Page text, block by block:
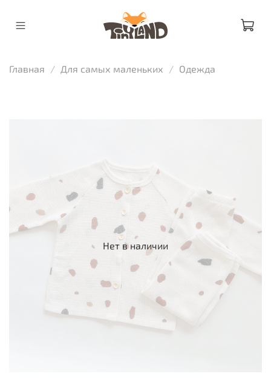
Главная Для самых маленьких Одежда
Нет в наличии